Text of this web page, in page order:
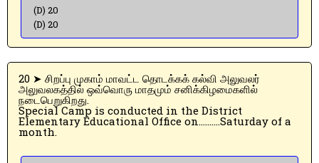
(D) 20
(D) 20
20 ➤ சிறப்பு முகாம் மாவட்ட தொடக்கக் கல்வி அலுவலர்
அலுவலகத்தில் ஒவ்வொரு மாதமும் சனிக்கிழமைகளில்
நடைபெறுகிறது.
Special Camp is conducted in the District
Elementary Educational Office on……….Saturday of a
month.